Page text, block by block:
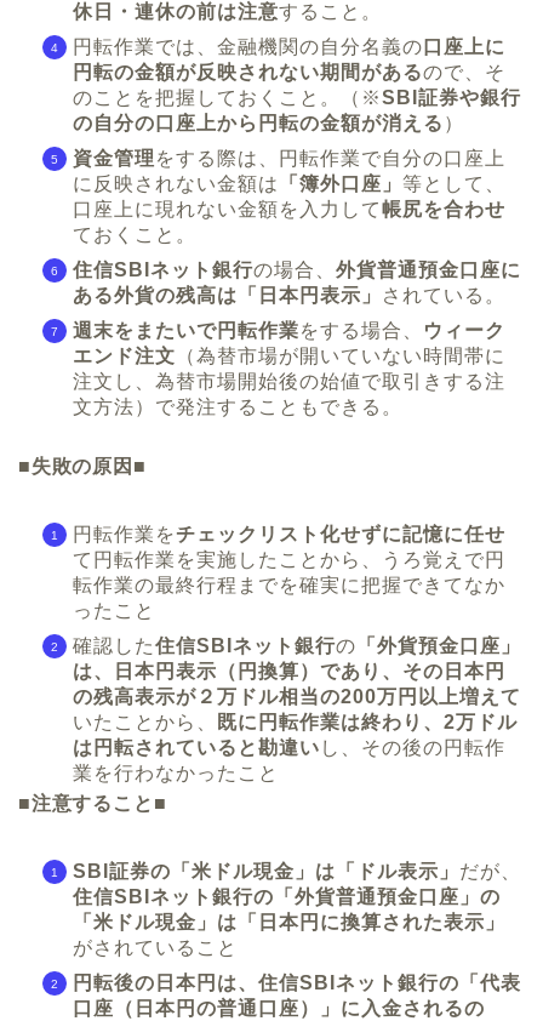
休日・連休の前は注意すること。
円転作業では、金融機関の自分名義の 口座上に
円転の金額が反映されない期間があるので、そ
のことを把握しておくこと。（※SBI証券や銀行
の自分の口座上から円転の金額が消える ）
資金管理 をする際は、円転作業で自分の口座上
に反映されない金額は
「簿外口座」 等として、
口座上に現れない金額を入力して帳尻を合わせ
ておくこと。
住信SBIネット銀行の場合、 外貨普通預金口座に
ある外貨の残高は「日本円表示」
されている。
週末をまたいで円転作業をする場合、
ウィーク
エンド注文 （為替市場が開いていない時間帯に
注文し、為替市場開始後の始値で取引きする注
文方法）で発注することもできる。
■失敗の原因■
円転作業をチェックリスト化せずに記憶に任せ
て円転作業を実施したことから、うろ覚えで円
転作業の最終行程までを確実に把握できてなか
ったこと
確認した住信SBIネット銀行の 「外貨預金口座」
は、日本円表示（円換算）であり、その日本円
の残高表示が２万ドル相当の200万円以上増えて
いたことから、
既に円転作業は終わり、2万ドル
は円転されていると勘違い し、その後の円転作
業を行わなかったこと
■注意すること■
SBI証券の「米ドル現金」は「ドル表示」 だが、
住信SBIネット銀行の「外貨普通預金口座」の
「米ドル現金」は「日本円に換算された表示」
がされていること
円転後の日本円は、住信SBIネット銀行の「代表
口座（日本円の普通口座）」に入金されるの